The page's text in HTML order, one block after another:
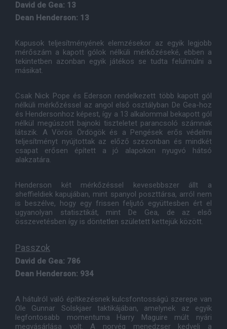
David de Gea: 13
Dean Henderson: 13
Kapusok teljesítményének elemzésekor az egyik legjobb
mérőszám a kapott gólok nélküli mérkőzéseké, ebben a
tekintetben azonban egyik játékos se tudta felülmúlni a
másikat.
Csak Nick Pope és Ederson rendelkezett több kapott gól
nélküli mérkőzéssel az angol első osztályban De Gea-hoz
és Hendersonhoz képest, így a 13 alkalommal bekapott gól
nélkül megúszott bajnoki tiszteletet parancsoló számnak
látszik. A Vörös Ördögök és a Pengések erős védelmi
teljesítményt nyújtottak az előző szezonban és mindkét
csapat erősen épített a jó alapokon nyugvó hátsó
alakzatára.
Henderson két mérkőzéssel kevesebbszer állt a
sheffieldiek kapujában, mint spanyol poszttársa, arról nem
is beszélve, hogy egy frissen feljutó együttesben ért el
ugyanolyan statisztikát, mint De Gea, de az első
összevetésben így is döntetlen született kettejük között.
Passzok
David de Gea: 786
Dean Henderson: 934
A hátulról való építkezésnek kulcsfontosságú szerepe van
Ole Gunnar Solskjaer taktikájában, amelynek az egyik
legfontosabb momentuma Harry Maguire múlt nyári
megvásárlása volt. A norvég menedzser kedveli a